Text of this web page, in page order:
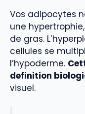
Vos adipocytes
une
de gras.
cellules se
l’hypoderme.
definition
visuel.